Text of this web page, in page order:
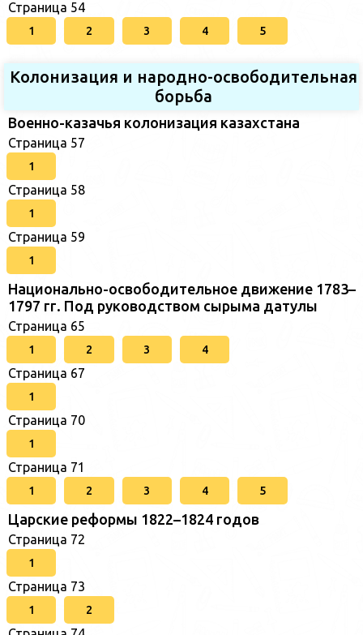
Страница 54
1 2 3 4 5
Колонизация и народно-освободительная
борьба
Военно-казачья колонизация казахстана
Страница 57
1
Страница 58
1
Страница 59
1
Национально-освободительное движение 1783–
1797 гг. Под руководством сырыма датулы
Страница 65
1 2 3 4
Страница 67
1
Страница 70
1
Страница 71
1 2 3 4 5
Царские реформы 1822–1824 годов
Страница 72
1
Страница 73
1 2